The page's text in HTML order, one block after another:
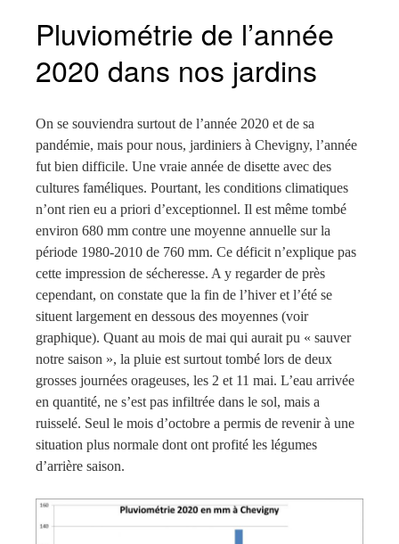
Pluviométrie de l’année
2020 dans nos jardins
On se souviendra surtout de l’année 2020 et de sa
pandémie, mais pour nous, jardiniers à Chevigny, l’année
fut bien difficile. Une vraie année de disette avec des
cultures faméliques. Pourtant, les conditions climatiques
n’ont rien eu a priori d’exceptionnel. Il est même tombé
environ 680 mm contre une moyenne annuelle sur la
période 1980-2010 de 760 mm. Ce déficit n’explique pas
cette impression de sécheresse. A y regarder de près
cependant, on constate que la fin de l’hiver et l’été se
situent largement en dessous des moyennes (voir
graphique). Quant au mois de mai qui aurait pu « sauver
notre saison », la pluie est surtout tombé lors de deux
grosses journées orageuses, les 2 et 11 mai. L’eau arrivée
en quantité, ne s’est pas infiltrée dans le sol, mais a
ruisselé. Seul le mois d’octobre a permis de revenir à une
situation plus normale dont ont profité les légumes
d’arrière saison.